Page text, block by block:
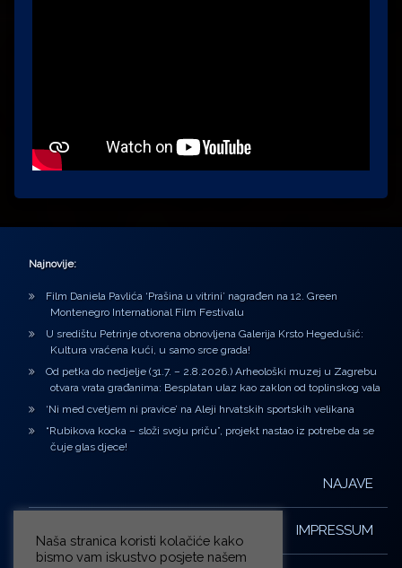
Najnovije:
Film Daniela Pavlića ‘Prašina u vitrini’ nagrađen na 12. Green
Montenegro International Film Festivalu
U središtu Petrinje otvorena obnovljena Galerija Krsto Hegedušić:
Kultura vraćena kući, u samo srce grada!
Od petka do nedjelje (31.7. – 2.8.2026.) Arheološki muzej u Zagrebu
otvara vrata građanima: Besplatan ulaz kao zaklon od toplinskog vala
‘Ni med cvetjem ni pravice’ na Aleji hrvatskih sportskih velikana
“Rubikova kocka – složi svoju priču”, projekt nastao iz potrebe da se
čuje glas djece!
NAJAVE
IMPRESSUM
Naša stranica koristi kolačiće kako
bismo vam iskustvo posjete našem